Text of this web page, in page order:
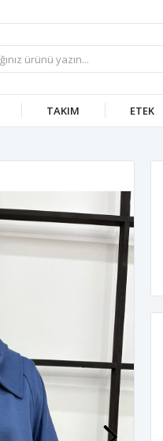
TAKIM ETEK